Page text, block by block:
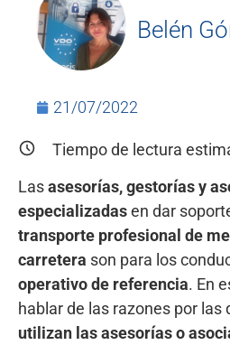
Belén
21/07/2022
Tiempo de lectura
Lasasesorías, gestorías y
especializadasen dar
transporte profesional de
carretera son para los
operativo de referencia. En
hablar de las razones por las
utilizan las asesorías o